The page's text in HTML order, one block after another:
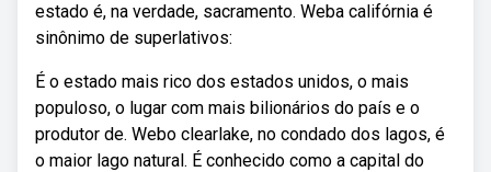
estado é, na verdade, sacramento. Weba califórnia é
sinônimo de superlativos:
É o estado mais rico dos estados unidos, o mais
populoso, o lugar com mais bilionários do país e o
produtor de. Webo clearlake, no condado dos lagos, é
o maior lago natural. É conhecido como a capital do